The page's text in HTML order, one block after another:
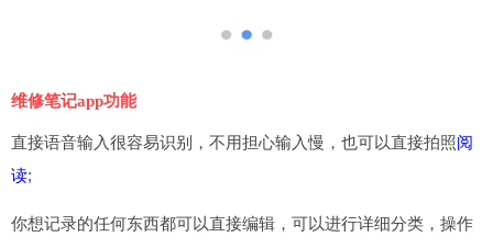
维修笔记app功能
直接语音输入很容易识别，不用担心输入慢，也可以直接拍照阅
读;
你想记录的任何东西都可以直接编辑，可以进行详细分类，操作